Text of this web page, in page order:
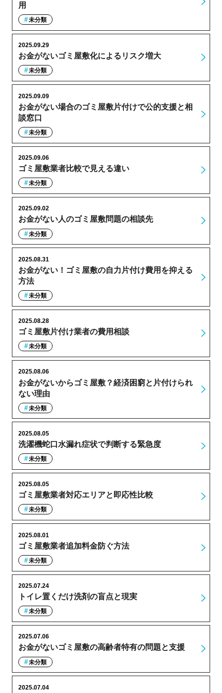
用
未分類
お金がないゴミ屋敷化によるリスク増大
2025.09.29
未分類
お金がない場合のゴミ屋敷片付けで公的支援と相
談窓口
2025.09.09
未分類
ゴミ屋敷業者比較で見える違い
2025.09.06
未分類
お金がない人のゴミ屋敷問題の相談先
2025.09.02
未分類
お金がない！ゴミ屋敷の自力片付け費用を抑える
方法
2025.08.31
未分類
ゴミ屋敷片付け業者の費用相談
2025.08.28
未分類
お金がないからゴミ屋敷？経済困窮と片付けられ
ない理由
2025.08.06
未分類
洗濯機蛇口水漏れ症状で判断する緊急度
2025.08.05
未分類
ゴミ屋敷業者対応エリアと即応性比較
2025.08.05
未分類
ゴミ屋敷業者追加料金防ぐ方法
2025.08.01
未分類
トイレ置くだけ洗剤の盲点と現実
2025.07.24
未分類
お金がないゴミ屋敷の高齢者特有の問題と支援
2025.07.06
未分類
2025.07.04